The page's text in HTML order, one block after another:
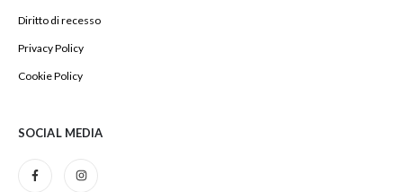
Diritto di recesso
Privacy Policy
Cookie Policy
SOCIAL MEDIA